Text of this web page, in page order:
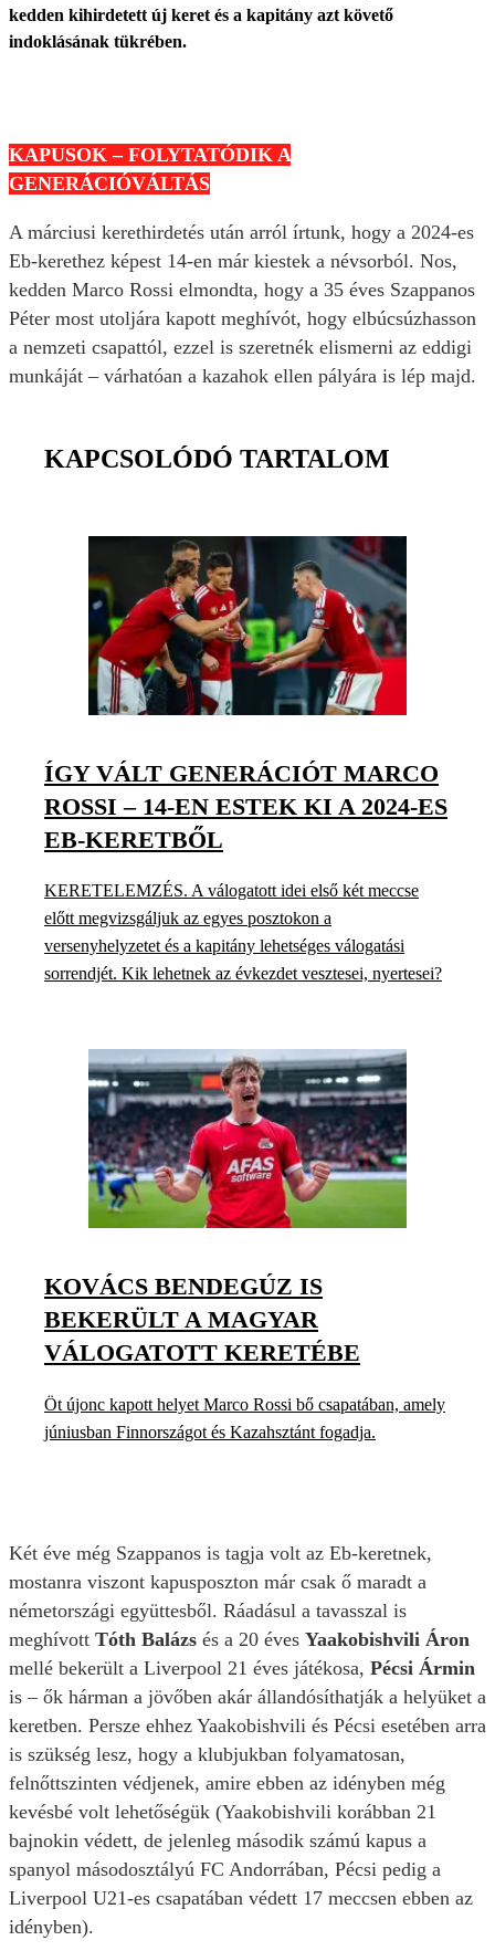
kedden kihirdetett új keret és a kapitány azt követő
indoklásának tükrében.
KAPUSOK – FOLYTATÓDIK A
GENERÁCIÓVÁLTÁS
A márciusi kerethirdetés után arról írtunk, hogy a 2024-es
Eb-kerethez képest 14-en már kiestek a névsorból. Nos,
kedden Marco Rossi elmondta, hogy a 35 éves Szappanos
Péter most utoljára kapott meghívót, hogy elbúcsúzhasson
a nemzeti csapattól, ezzel is szeretnék elismerni az eddigi
munkáját – várhatóan a kazahok ellen pályára is lép majd.
KAPCSOLÓDÓ TARTALOM
ÍGY VÁLT GENERÁCIÓT MARCO
ROSSI – 14-EN ESTEK KI A 2024-ES
EB-KERETBŐL
KERETELEMZÉS. A válogatott idei első két meccse
előtt megvizsgáljuk az egyes posztokon a
versenyhelyzetet és a kapitány lehetséges válogatási
sorrendjét. Kik lehetnek az évkezdet vesztesei, nyertesei?
KOVÁCS BENDEGÚZ IS
BEKERÜLT A MAGYAR
VÁLOGATOTT KERETÉBE
Öt újonc kapott helyet Marco Rossi bő csapatában, amely
júniusban Finnországot és Kazahsztánt fogadja.
Két éve még Szappanos is tagja volt az Eb-keretnek,
mostanra viszont kapusposzton már csak ő maradt a
németországi együttesből. Ráadásul a tavasszal is
meghívott Tóth Balázs és a 20 éves Yaakobishvili Áron
mellé bekerült a Liverpool 21 éves játékosa, Pécsi Ármin
is – ők hárman a jövőben akár állandósíthatják a helyüket a
keretben. Persze ehhez Yaakobishvili és Pécsi esetében arra
is szükség lesz, hogy a klubjukban folyamatosan,
felnőttszinten védjenek, amire ebben az idényben még
kevésbé volt lehetőségük (Yaakobishvili korábban 21
bajnokin védett, de jelenleg második számú kapus a
spanyol másodosztályú FC Andorrában, Pécsi pedig a
Liverpool U21-es csapatában védett 17 meccsen ebben az
idényben).